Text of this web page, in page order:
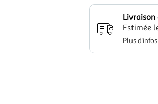
Estimée
Plus d'infos